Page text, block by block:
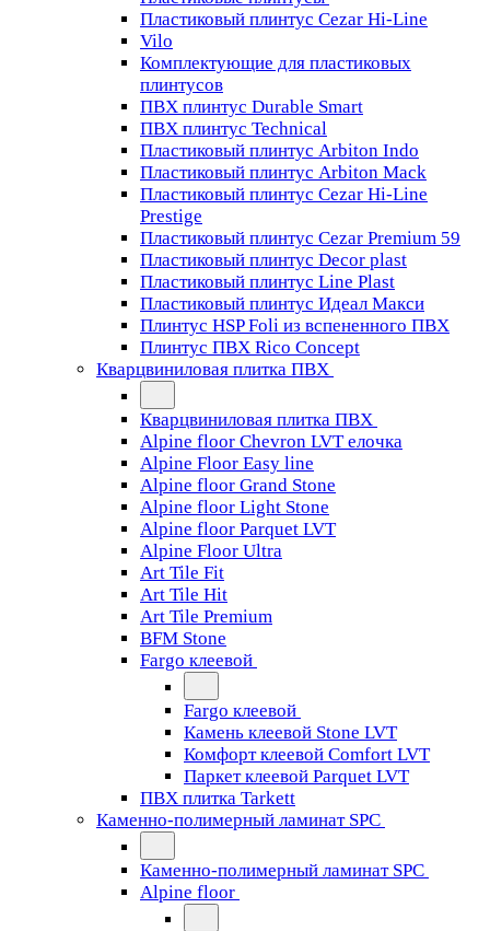
Пластиковый плинтус Cezar Hi-Line
Vilo
Комплектующие для пластиковых
плинтусов
ПВХ плинтус Durable Smart
ПВХ плинтус Technical
Пластиковый плинтус Arbiton Indo
Пластиковый плинтус Arbiton Mack
Пластиковый плинтус Cezar Hi-Line
Prestige
Пластиковый плинтус Cezar Premium 59
Пластиковый плинтус Decor plast
Пластиковый плинтус Line Plast
Пластиковый плинтус Идеал Макси
Плинтус HSP Foli из вспененного ПВХ
Плинтус ПВХ Rico Concept
Кварцвиниловая плитка ПВХ
Кварцвиниловая плитка ПВХ
Alpine floor Chevron LVT елочка
Alpine Floor Easy line
Alpine floor Grand Stone
Alpine floor Light Stone
Alpine floor Parquet LVT
Alpine Floor Ultra
Art Tile Fit
Art Tile Hit
Art Tile Premium
BFM Stone
Fargo клеевой
Fargo клеевой
Камень клеевой Stone LVT
Комфорт клеевой Comfort LVT
Паркет клеевой Parquet LVT
ПВХ плитка Tarkett
Каменно-полимерный ламинат SPC
Каменно-полимерный ламинат SPC
Alpine floor